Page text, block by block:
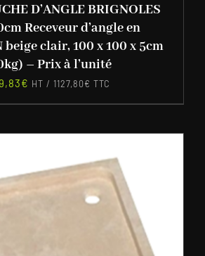
D’ANGLE BRIGNOLES
Receveur d’angle en
beige clair, 100 x 100 x 5cm
– Prix à l’unité
€ HT / 1127,80€ TTC